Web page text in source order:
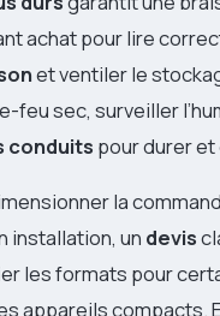
achat pour lire
et ventiler le
feu sec, surveiller
conduits pour durer
la
installation, un devis
les formats pour
appareils compacts.